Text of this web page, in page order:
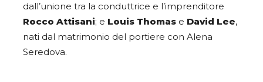
dall’unione tra la conduttrice e l’imprenditore
Rocco Attisani; e Louis Thomas e David Lee,
nati dal matrimonio del portiere con Alena
Seredova.